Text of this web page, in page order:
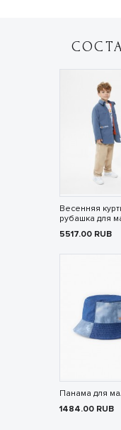
Весенняя
рубашка для
5517.00 RUB
Панама для
1484.00 RUB